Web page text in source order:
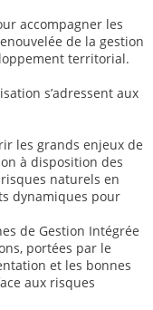
accompagner les
de la gestion
territorial.
s’adressent aux
les grands enjeux de
à disposition des
naturels en
dynamiques pour
de Gestion Intégrée
portées par le
et les bonnes
aux risques